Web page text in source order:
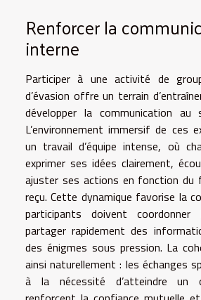
Renforcer la
interne
Participer à une activité de
d’évasion offre un terrain
développer la communication au
L’environnement immersif de ces
un travail d’équipe intense, où
exprimer ses idées clairement,
ajuster ses actions en fonction du
reçu. Cette dynamique favorise la
participants doivent
partager rapidement des
des énigmes sous pression. La
ainsi naturellement : les échanges
à la nécessité d’atteindre un